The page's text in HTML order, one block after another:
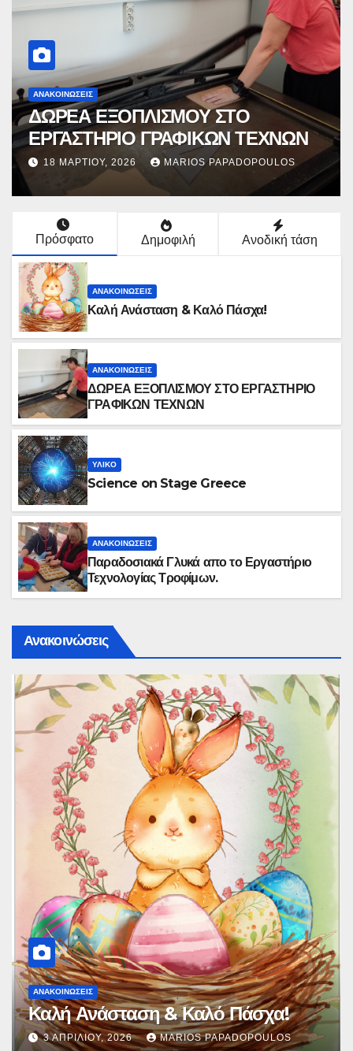
ΥΛΙΚΌ
Science on Stage Greece
9 ΙΑΝΟΥΑΡΊΟΥ, 2026 MARIOS PAPADOPOULOS
Πρόσφατο Δημοφιλή Ανοδική τάση
ΑΝΑΚΟΙΝΏΣΕΙΣ
Καλή Ανάσταση & Καλό Πάσχα!
ΑΝΑΚΟΙΝΏΣΕΙΣ
ΔΩΡΕΑ ΕΞΟΠΛΙΣΜΟΥ ΣΤΟ ΕΡΓΑΣΤΗΡΙΟ
ΓΡΑΦΙΚΩΝ ΤΕΧΝΩΝ
ΥΛΙΚΌ
Science on Stage Greece
ΑΝΑΚΟΙΝΏΣΕΙΣ
Παραδοσιακά Γλυκά απο το Εργαστήριο
Τεχνολογίας Τροφίμων.
Ανακοινώσεις
ΑΝΑΚΟΙΝΏΣΕΙΣ
Καλή Ανάσταση & Καλό Πάσχα!
3 ΑΠΡΙΛΊΟΥ, 2026 MARIOS PAPADOPOULOS